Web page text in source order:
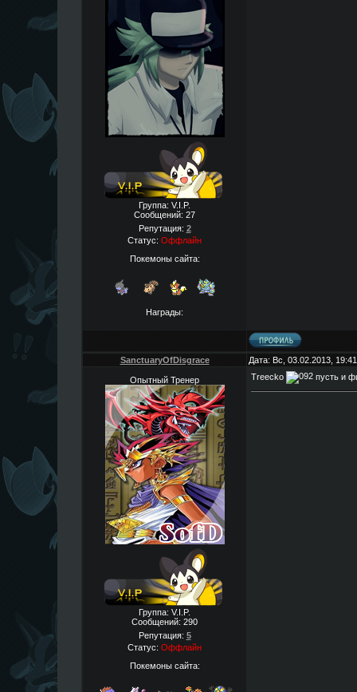
Группа: V.I.P.
Сообщений: 27
Репутация: 2
Статус: Оффлайн
Покемоны сайта:
Награды:
SanctuaryOfDisgrace Дата: Вс, 03.02.2013,
Опытный Тренер
Группа: V.I.P.
Сообщений: 290
Репутация: 5
Статус: Оффлайн
Покемоны сайта:
Treecko пусть и